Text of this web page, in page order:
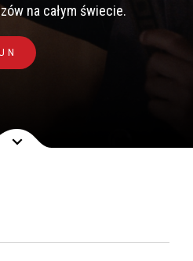
na całym świecie.